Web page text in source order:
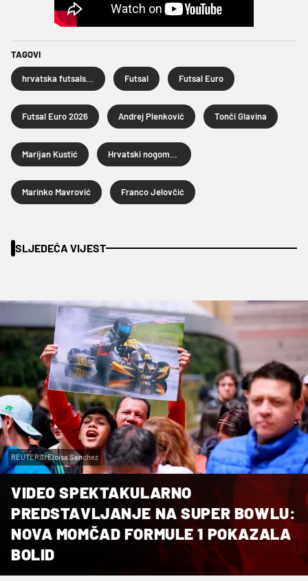
TAGOVI
Futsal Futsal Euro
Futsal Euro 2026 Andrej Plenković Tonči Glavina
Marijan Kustić
Marinko Mavrović Franco Jelovčić
SLJEDEĆA VIJEST
REUTERS/Eloisa Sanchez
VIDEO SPEKTAKULARNO
PREDSTAVLJANJE NA SUPER BOWLU:
NOVA MOMČAD FORMULE 1 POKAZALA
BOLID